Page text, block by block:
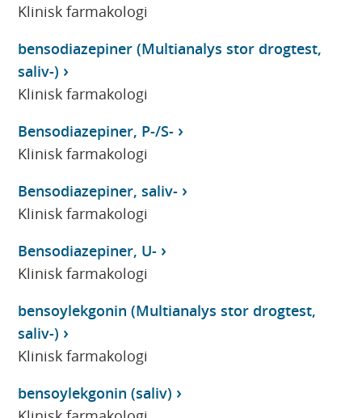
Klinisk farmakologi
bensodiazepiner (Multianalys stor drogtest,
saliv-)
Klinisk farmakologi
Bensodiazepiner, P-/S-
Klinisk farmakologi
Bensodiazepiner, saliv-
Klinisk farmakologi
Bensodiazepiner, U-
Klinisk farmakologi
bensoylekgonin (Multianalys stor drogtest,
saliv-)
Klinisk farmakologi
bensoylekgonin (saliv)